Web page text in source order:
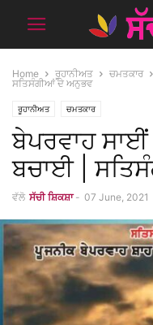
Home ਰੂਹਾਨੀਅਤ ਚਮਤਕਾਰ
ਸਤਿਸੰਗੀਆਂ ਦੇ ਅਨੁਭਵ
ਰੂਹਾਨੀਅਤ ਚਮਤਕਾਰ
ਬੇਪਰਵਾਹ ਸਾਈਂ
ਬਚਾਈ |
ਵੱਲੋ ਸੱਚੀ ਸ਼ਿਕਸ਼ਾ - 07 June, 2021